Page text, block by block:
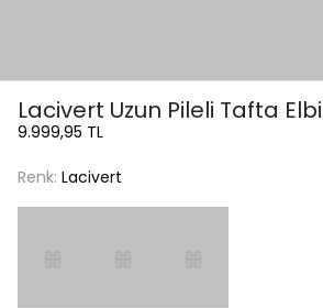
Lacivert Uzun Pileli Tafta
9.999,95 TL
Renk: Lacivert